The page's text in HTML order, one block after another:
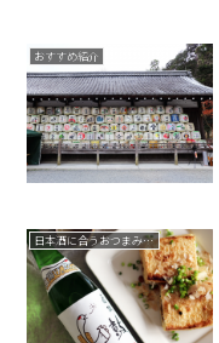
おすすめ紹介
日本酒に合うおつまみレシピ